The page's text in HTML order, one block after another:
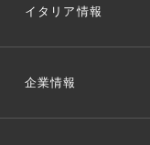
イタリア情報
企業情報